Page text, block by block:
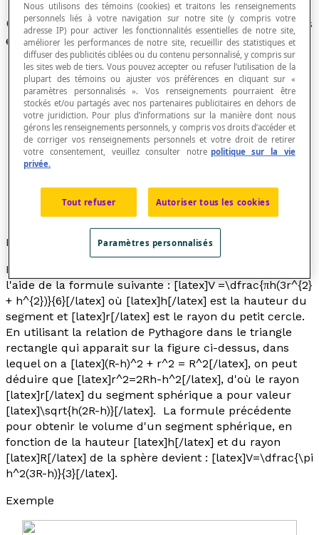
Chacune des deux portions d'unebouleobtenues
en coupant cette boule par unplan .
Formule
Le volume
l'aide de la formule suivante : [latex]V =\dfrac{πh(3r^{2}
+ h^{2})}{6}[/latex] où [latex]h[/latex] est la hauteur du
segment et [latex]r[/latex] est le rayon du petit cercle.
En utilisant la relation de Pythagore dans le triangle
rectangle qui apparait sur la figure ci-dessus, dans
lequel on a [latex](R-h)^2 + r^2 = R^2[/latex], on peut
déduire que [latex]r^2=2Rh-h^2[/latex], d'où le rayon
[latex]r[/latex] du segment sphérique a pour valeur
[latex]\sqrt{h(2R-h)}[/latex]. La formule précédente
pour obtenir le volume d'un segment sphérique, en
fonction de la hauteur [latex]h[/latex] et du rayon
[latex]R[/latex] de la sphère devient : [latex]V=\dfrac{\pi
h^2(3R-h)}{3}[/latex].
Exemple
Nous utilisons des témoins (cookies) et traitons les renseignements
personnels liés à votre navigation sur notre site (y compris votre
adresse IP) pour activer les fonctionnalités essentielles de notre site,
améliorer les performances de notre site, recueillir des statistiques et
diffuser des publicités ciblées ou du contenu personnalisé, y compris sur
les sites web de tiers. Vous pouvez accepter ou refuser l’utilisation de la
plupart des témoins ou ajuster vos préférences en cliquant sur «
paramètres personnalisés ». Vos renseignements pourraient être
stockés et/ou partagés avec nos partenaires publicitaires en dehors de
votre juridiction. Pour plus d’informations sur la manière dont nous
gérons les renseignements personnels, y compris vos droits d’accéder et
de corriger vos renseignements personnels et votre droit de retirer
votre consentement, veuillez consulter notre politique sur la vie
privée.
Tout refuser Autoriser tous les cookies
Paramètres personnalisés